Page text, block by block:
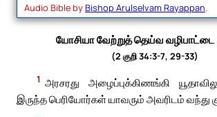
Audio Bible byBishop Arulselvam Rayappan.
யோசியா வேற்றுத் தெய்வ வழிபாட்டை
(2 குறி 34:3-7, 29-33)
1 அரசரது அழைப்புக்கிணங்கி
இருந்த பெரியோர்கள் யாவரும் அவரிடம் வந்து